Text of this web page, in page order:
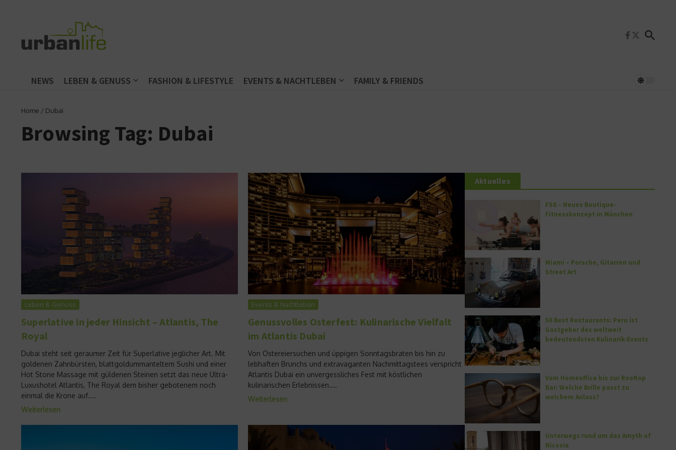
NEWS LEBEN & GENUSS FASHION & LIFESTYLE EVENTS & NACHTLEBEN FAMILY & FRIENDS
Home / Dubai
Browsing Tag: Dubai
Leben & Genuss
Superlative in jeder Hinsicht – Atlantis, The
Royal
Dubai steht seit geraumer Zeit für Superlative jeglicher Art. Mit
goldenen Zahnbürsten, blattgoldummanteltem Sushi und einer
Hot Stone Massage mit güldenen Steinen setzt das neue Ultra-
Luxushotel Atlantis, The Royal dem bisher gebotenem noch
einmal die Krone auf....
Weiterlesen
Events & Nachtleben
Genussvolles Osterfest: Kulinarische Vielfalt
im Atlantis Dubai
Von Ostereiersuchen und üppigen Sonntagsbraten bis hin zu
lebhaften Brunchs und extravaganten Nachmittagstees verspricht
Atlantis Dubai ein unvergessliches Fest mit köstlichen
kulinarischen Erlebnissen....
Weiterlesen
Aktuelles
FS8 – Neues Boutique-
Fitnesskonzept in München
Miami – Porsche, Gitarren und
Street Art
50 Best Restaurants: Peru ist
Gastgeber des weltweit
bedeutendsten Kulinarik-Events
Vom Homeoffice bis zur Rooftop
Bar: Welche Brille passt zu
welchem Anlass?
Unterwegs rund um das Amyth of
Nicosia